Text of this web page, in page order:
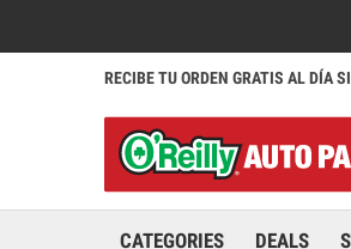
RECIBE TU ORDEN GRATIS AL DÍA
CATEGORIES DEALS